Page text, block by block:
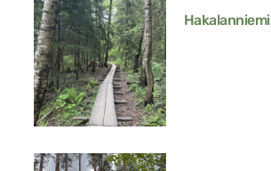
Hakalanniemi